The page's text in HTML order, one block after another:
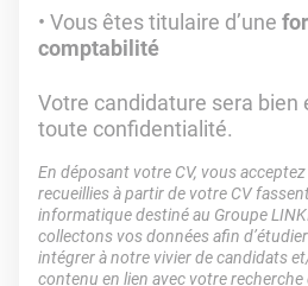
Vous êtes titulaire d’une
comptabilité
Votre candidature sera bien
toute confidentialité.
En déposant votre CV, vous
recueillies à partir de votre CV
informatique destiné au Groupe
collectons vos données afin
intégrer à notre vivier de candidats
contenu en lien avec votre recherche